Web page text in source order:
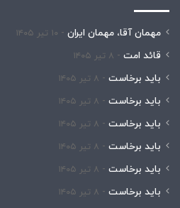
مهمان آقا، مهمان ایران ۱۰ تیر ۱۴۰۵
قائد امت ۸ تیر ۱۴۰۵
باید برخاست ۸ تیر ۱۴۰۵
باید برخاست ۸ تیر ۱۴۰۵
باید برخاست ۸ تیر ۱۴۰۵
باید برخاست ۸ تیر ۱۴۰۵
باید برخاست ۸ تیر ۱۴۰۵
باید برخاست ۸ تیر ۱۴۰۵